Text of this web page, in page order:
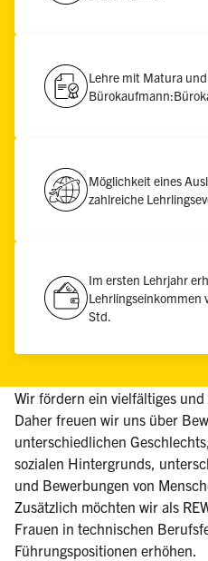
Lehre mit Matura
Möglichkeit eines
zahlreiche
Im ersten Lehrjahr
Lehrlingseinkommen
Std.
Wir fördern ein vielfältiges
Daher freuen wir uns über
unterschiedlichen
sozialen Hintergrunds,
und Bewerbungen von
Zusätzlich möchten wir als
Frauen in technischen
Führungspositionen erhöhen.